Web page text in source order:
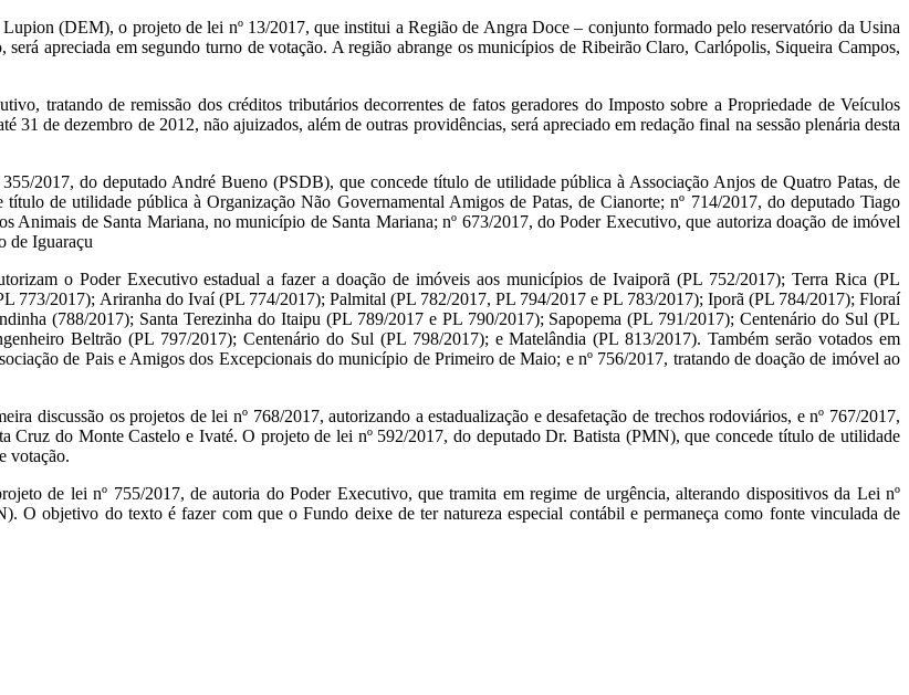
(DEM), o projeto de lei nº 13/2017, que institui a Região de Angra Doce – conjunto formado pelo reservatório da Usina
apreciada em segundo turno de votação. A região abrange os municípios de Ribeirão Claro, Carlópolis, Siqueira Campos,
tratando de remissão dos créditos tributários decorrentes de fatos geradores do Imposto sobre a Propriedade de Veículos
de dezembro de 2012, não ajuizados, além de outras providências, será apreciado em redação final na sessão plenária desta
2017, do deputado André Bueno (PSDB), que concede título de utilidade pública à Associação Anjos de Quatro Patas, de
de utilidade pública à Organização Não Governamental Amigos de Patas, de Cianorte; nº 714/2017, do deputado Tiago
Animais de Santa Mariana, no município de Santa Mariana; nº 673/2017, do Poder Executivo, que autoriza doação de imóvel
de Iguaraçu
o Poder Executivo estadual a fazer a doação de imóveis aos municípios de Ivaiporã (PL 752/2017); Terra Rica (PL
773/2017); Ariranha do Ivaí (PL 774/2017); Palmital (PL 782/2017, PL 794/2017 e PL 783/2017); Iporã (PL 784/2017); Floraí
(788/2017); Santa Terezinha do Itaipu (PL 789/2017 e PL 790/2017); Sapopema (PL 791/2017); Centenário do Sul (PL
Beltrão (PL 797/2017); Centenário do Sul (PL 798/2017); e Matelândia (PL 813/2017). Também serão votados em
de Pais e Amigos dos Excepcionais do município de Primeiro de Maio; e nº 756/2017, tratando de doação de imóvel ao
discussão os projetos de lei nº 768/2017, autorizando a estadualização e desafetação de trechos rodoviários, e nº 767/2017,
Cruz do Monte Castelo e Ivaté. O projeto de lei nº 592/2017, do deputado Dr. Batista (PMN), que concede título de utilidade
votação.
de lei nº 755/2017, de autoria do Poder Executivo, que tramita em regime de urgência, alterando dispositivos da Lei nº
objetivo do texto é fazer com que o Fundo deixe de ter natureza especial contábil e permaneça como fonte vinculada de